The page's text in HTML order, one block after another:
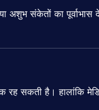
या अशुभ संकेतों का
सकती है। हालांकि